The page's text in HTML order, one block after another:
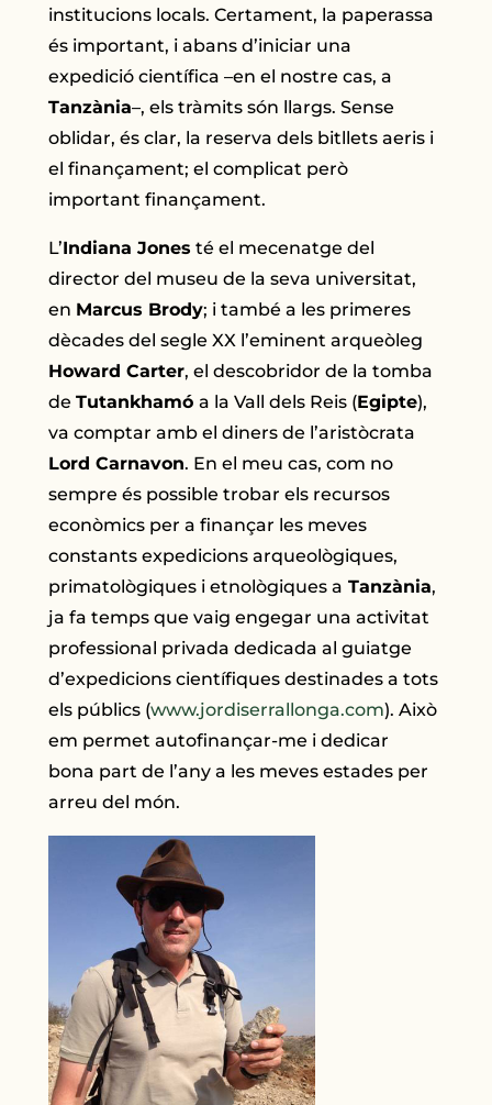
institucions locals. Certament, la paperassa
és important, i abans d’iniciar una
expedició científica –en el nostre cas, a
Tanzània–, els tràmits són llargs. Sense
oblidar, és clar, la reserva dels bitllets aeris i
el finançament; el complicat però
important finançament.
L’Indiana Jones té el mecenatge del
director del museu de la seva universitat,
en Marcus Brody; i també a les primeres
dècades del segle XX l’eminent arqueòleg
Howard Carter, el descobridor de la tomba
deTutankhamóa la Vall dels Reis (Egipte),
va comptar amb el diners de l’aristòcrata
Lord Carnavon. En el meu cas, com no
sempre és possible trobar els recursos
econòmics per a finançar les meves
constants expedicions arqueològiques,
primatològiques i etnològiques a Tanzània,
ja fa temps que vaig engegar una activitat
professional privada dedicada al guiatge
d’expedicions científiques destinades a tots
els públics (www.jordiserrallonga.com). Això
em permet autofinançar-me i dedicar
bona part de l’any a les meves estades per
arreu del món.